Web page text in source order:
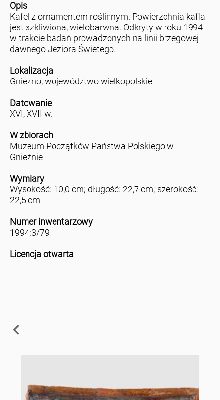
Opis
Kafel z ornamentem roślinnym. Powierzchnia kafla
jest szkliwiona, wielobarwna. Odkryty w roku 1994
w trakcie badań prowadzonych na linii brzegowej
dawnego Jeziora Świetego.
Lokalizacja
Gniezno, województwo wielkopolskie
Datowanie
XVI, XVII w.
W zbiorach
Muzeum Początków Państwa Polskiego w
Gnieźnie
Wymiary
Wysokość: 10,0 cm; długość: 22,7 cm; szerokość:
22,5 cm
Numer inwentarzowy
1994:3/79
Licencja otwarta